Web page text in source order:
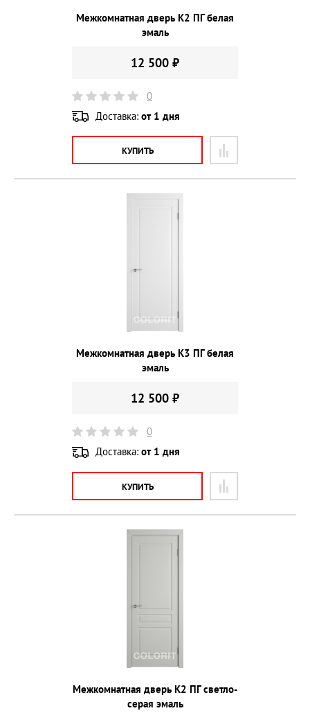
Межкомнатная дверь К2 ПГ белая
эмаль
12 500 ₽
0
Доставка: от 1 дня
КУПИТЬ
Межкомнатная дверь К3 ПГ белая
эмаль
12 500 ₽
0
Доставка: от 1 дня
КУПИТЬ
Межкомнатная дверь К2 ПГ светло-
серая эмаль